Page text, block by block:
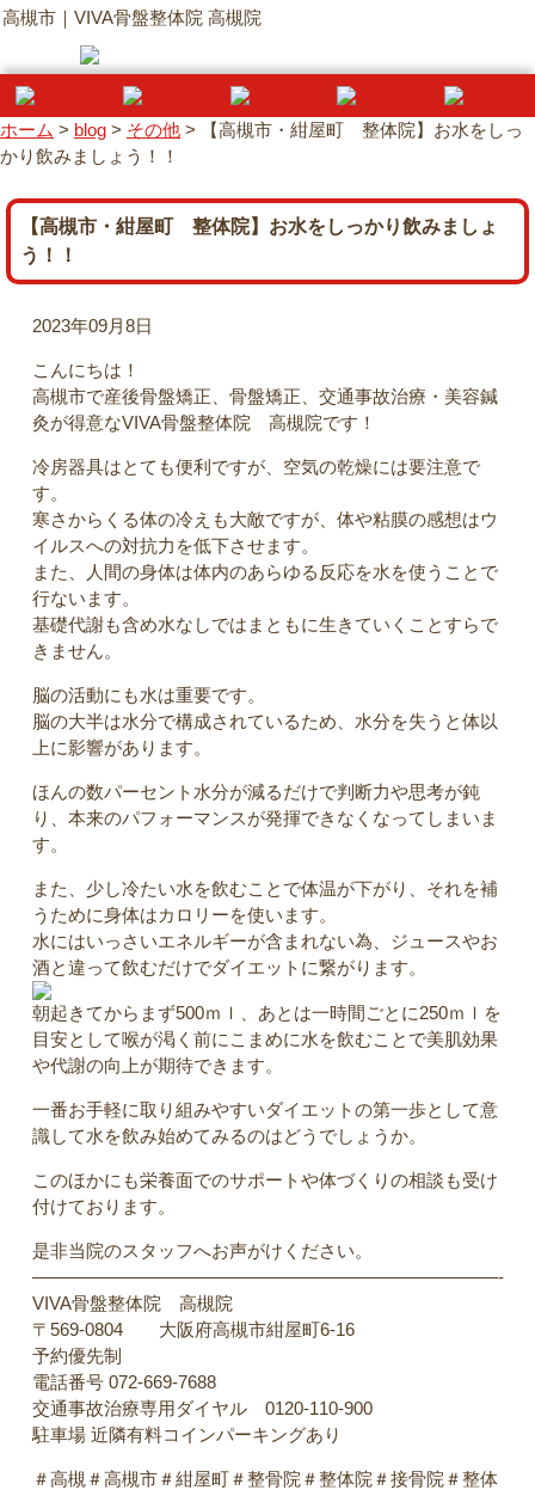
高槻市｜VIVA骨盤整体院 高槻院
ホーム > blog > その他 >
【高槻市・紺屋町 整体院】お水をしっ
かり飲みましょう！！
【高槻市・紺屋町 整体院】お水をしっかり飲みましょ
う！！
2023年09月8日
こんにちは！
高槻市で産後骨盤矯正、骨盤矯正、交通事故治療・美容鍼
灸が得意なVIVA骨盤整体院 高槻院です！
冷房器具はとても便利ですが、空気の乾燥には要注意で
す。
寒さからくる体の冷えも大敵ですが、体や粘膜の感想はウ
イルスへの対抗力を低下させます。
また、人間の身体は体内のあらゆる反応を水を使うことで
行ないます。
基礎代謝も含め水なしではまともに生きていくことすらで
きません。
脳の活動にも水は重要です。
脳の大半は水分で構成されているため、水分を失うと体以
上に影響があります。
ほんの数パーセント水分が減るだけで判断力や思考が鈍
り、本来のパフォーマンスが発揮できなくなってしまいま
す。
また、少し冷たい水を飲むことで体温が下がり、それを補
うために身体はカロリーを使います。
水にはいっさいエネルギーが含まれない為、ジュースやお
酒と違って飲むだけでダイエットに繋がります。
朝起きてからまず500ｍｌ、あとは一時間ごとに250ｍｌを
目安として喉が渇く前にこまめに水を飲むことで美肌効果
や代謝の向上が期待できます。
一番お手軽に取り組みやすいダイエットの第一歩として意
識して水を飲み始めてみるのはどうでしょうか。
このほかにも栄養面でのサポートや体づくりの相談も受け
付けております。
是非当院のスタッフへお声がけください。
——————————————————————————-
VIVA骨盤整体院 高槻院
〒569-0804 大阪府高槻市紺屋町6-16
予約優先制
電話番号 072-669-7688
交通事故治療専用ダイヤル 0120-110-900
駐車場 近隣有料コインパーキングあり
＃高槻＃高槻市＃紺屋町＃整骨院＃整体院＃接骨院＃整体